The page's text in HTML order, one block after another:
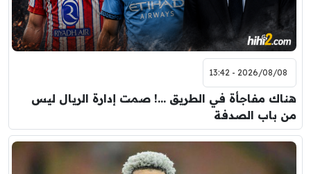
2026/08/08 - 13:42
هناك مفاجأة في الطريق …! صمت إدارة الريال ليس
من باب الصدفة